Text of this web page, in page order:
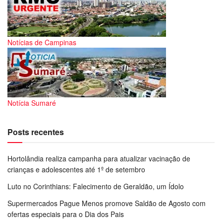
Notícias de Campinas
Notícia Sumaré
Posts recentes
Hortolândia realiza campanha para atualizar vacinação de
crianças e adolescentes até 1º de setembro
Luto no Corinthians: Falecimento de Geraldão, um Ídolo
Supermercados Pague Menos promove Saldão de Agosto com
ofertas especiais para o Dia dos Pais